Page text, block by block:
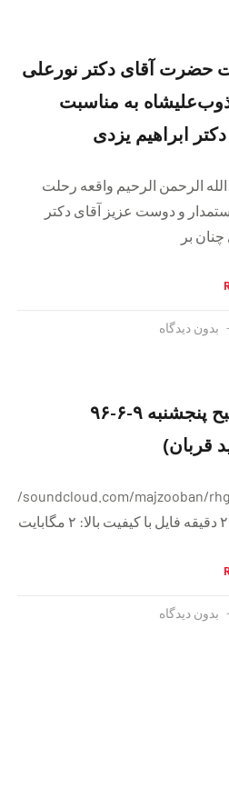
حضرت آقای دکتر نورعلی
به مناسبت
ابراهیم یزدی
بسم الله الرحمن الرحيم واقعه رحلت
و دوست عزیز آقای دکتر
بر
بدون دیدگاه
مجلس صبح پنجشنبه ٩-۶-٩۶
قربان)
بدون دیدگاه